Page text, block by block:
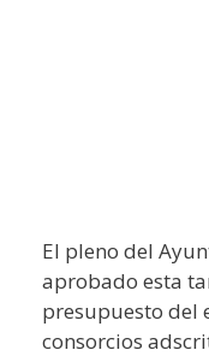
El pleno del
aprobado esta
presupuesto del
consorcios